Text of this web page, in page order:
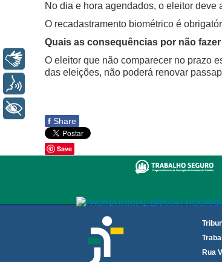
No dia e hora agendados, o eleitor
O recadastramento biométrico é
Quais as consequências por não
O eleitor que não comparecer no prazo
das eleições, não poderá renovar
f Share
Save
Rua
Libras